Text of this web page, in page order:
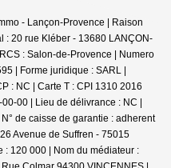
- Lançon-Provence | Raison
: 20 rue Kléber - 13680 LANÇON-
: Salon-de-Provence | Numero
| Forme juridique : SARL |
: NC | Carte T : CPI 1310 2016
00 | Lieu de délivrance : NC |
de caisse de garantie : adherent
Avenue de Suffren - 75015
: 120 000 | Nom du médiateur :